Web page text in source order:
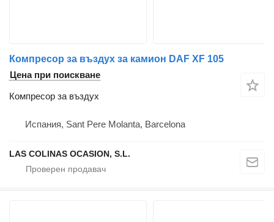
Компресор за въздух за камион DAF XF 105
Цена при поискване
Компресор за въздух
Испания, Sant Pere Molanta, Barcelona
LAS COLINAS OCASION, S.L.